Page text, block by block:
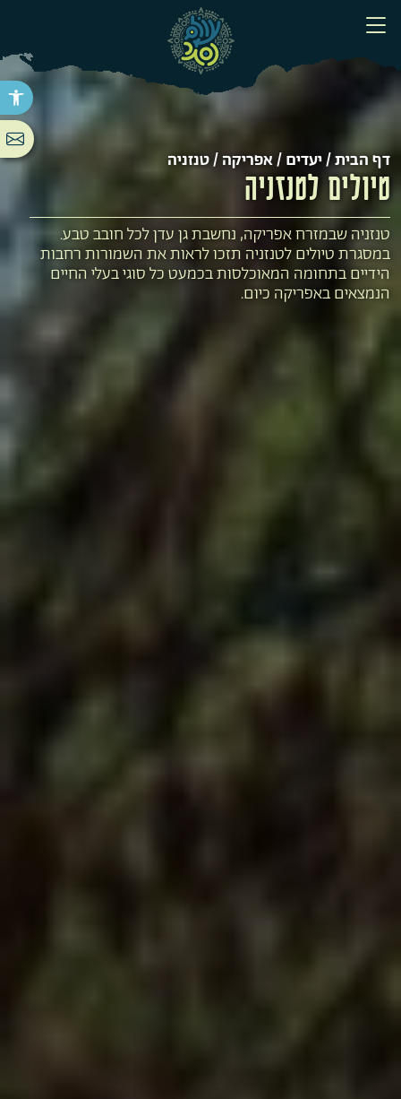
פתח
דף הבית/יעדים/אפריקה/ טנזניה
טיולים לטנזניה
טנזניה שבמזרח אפריקה, נחשבת גן עדן לכל חובב טבע.
במסגרת טיולים לטנזניה תזכו לראות את השמורות רחבות
הידיים בתחומה המאוכלסות בכמעט כל סוגי בעלי החיים
הנמצאים באפריקה כיום.